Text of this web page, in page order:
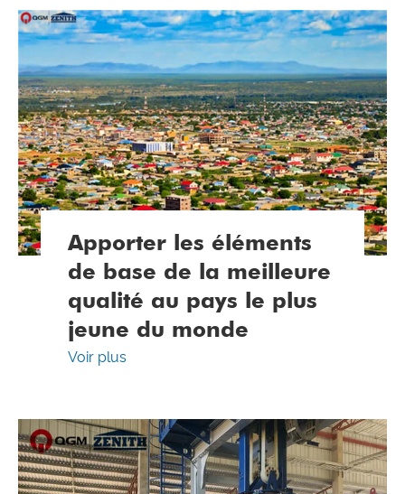
Apporter les éléments
de base de la meilleure
qualité au pays le plus
jeune du monde
Voir plus